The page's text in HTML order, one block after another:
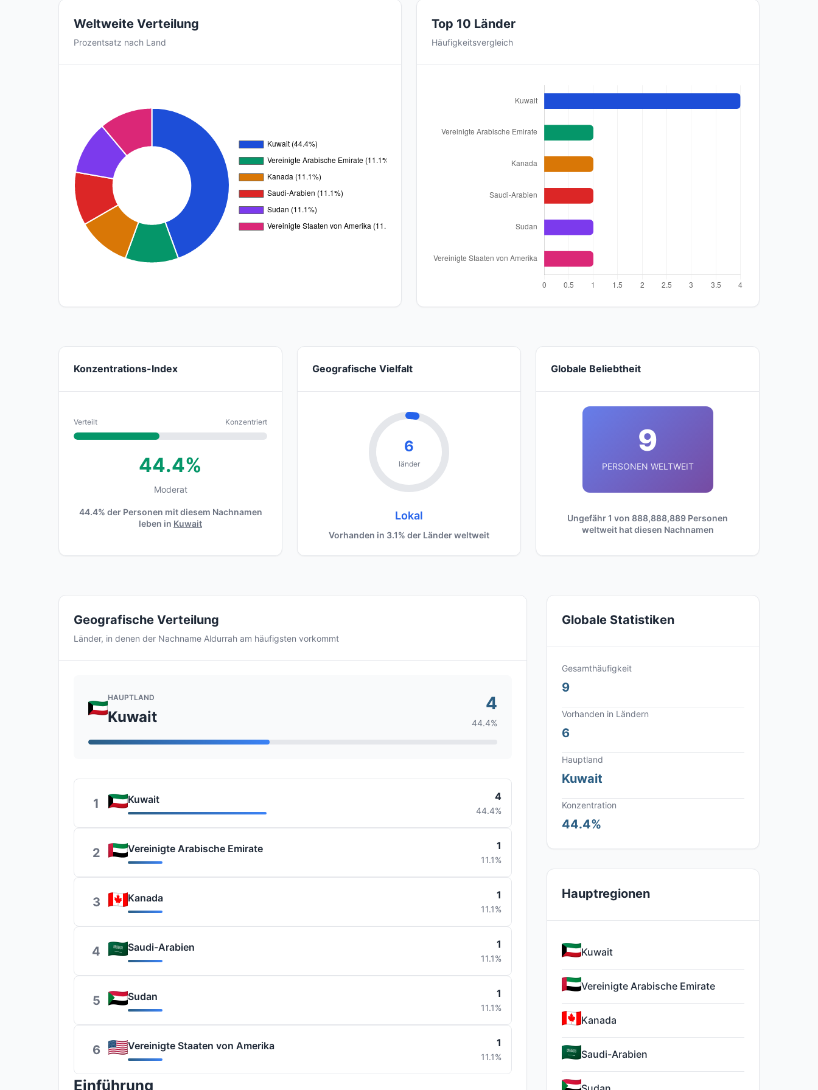
Weltweite Verteilung
Prozentsatz nach Land
Top 10 Länder
Häufigkeitsvergleich
Konzentrations-Index
Verteilt Konzentriert
44.4%
Moderat
44.4% der Personen mit diesem Nachnamen
leben in Kuwait
Geografische Vielfalt
6
länder
Lokal
Vorhanden in 3.1% der Länder weltweit
Globale Beliebtheit
9
PERSONEN WELTWEIT
Ungefähr 1 von 888,888,889 Personen
weltweit hat diesen Nachnamen
Geografische Verteilung
Länder, in denen der Nachname Aldurrah am häufigsten vorkommt
HAUPTLAND
Kuwait
4
44.4%
1 Kuwait 4
44.4%
2 Vereinigte Arabische Emirate 1
11.1%
3 Kanada 1
11.1%
4 Saudi-Arabien 1
11.1%
5 Sudan 1
11.1%
6 Vereinigte Staaten von Amerika 1
11.1%
Einführung
Globale Statistiken
Gesamthäufigkeit
9
Vorhanden in Ländern
6
Hauptland
Kuwait
Konzentration
44.4%
Hauptregionen
Kuwait
Vereinigte Arabische Emirate
Kanada
Saudi-Arabien